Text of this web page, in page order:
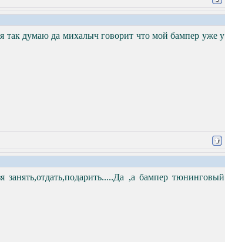
так думаю да михалыч говорит что мой бампер уже у
,а бампер тюнинговый